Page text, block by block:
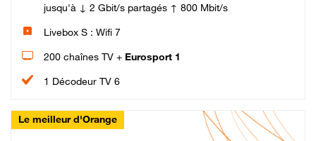
jusqu'à ↓ 2 Gbit/s partagés ↑ 800 Mbit/s
Livebox S : Wifi 7
200 chaînes TV + Eurosport 1
1 Décodeur TV 6
Le meilleur d'Orange